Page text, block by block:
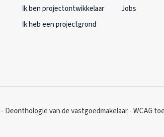
Ik ben projectontwikkelaar
Ik heb een projectgrond
Jobs
Deonthologie van de vastgoedmakelaar WCAG